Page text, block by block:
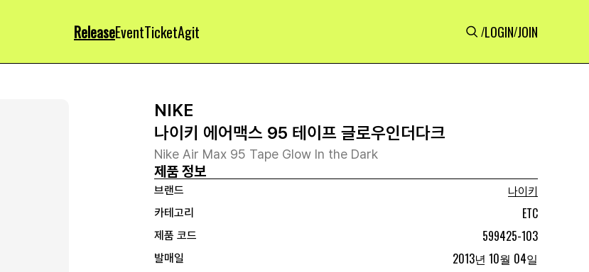
ReleaseEventTicketAgit /LOGIN/JOIN
NIKE
나이키 에어맥스 95 테이프 글로우인더다크
Nike Air Max 95 Tape Glow In the Dark
제품 정보
브랜드
나이키
카테고리
ETC
제품 코드 599425-103
발매일 2013년 10월 04일